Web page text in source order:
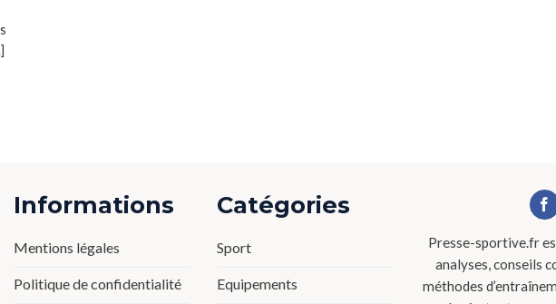
Informations
Mentions légales
Politique de confidentialité
Catégories
Sport
Equipements
Presse-sportive.fr
analyses, conseils
méthodes